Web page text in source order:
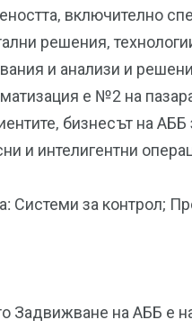
включително
решения,
и анализи и
е №2 на
бизнесът на
и интелигентни
Системи за контрол;
Задвижване на АББ е